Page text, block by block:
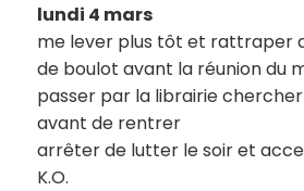
lundi 4 mars
me lever plus tôt et rattraper
de boulot avant la réunion du
passer par la librairie
avant de rentrer
arrêter de lutter le soir et
K.O.